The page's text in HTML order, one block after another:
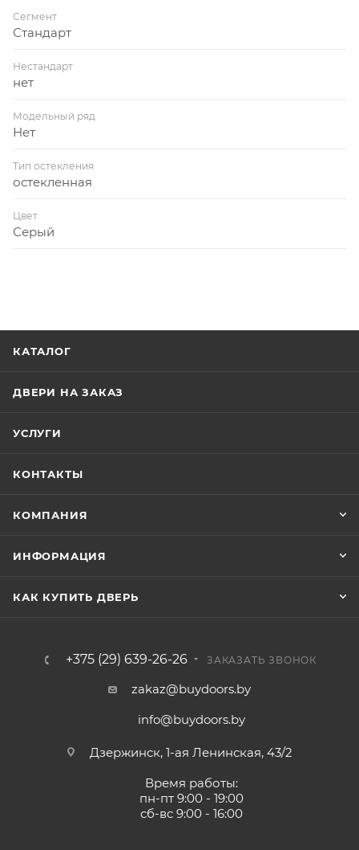
Сегмент
Стандарт
Нестандарт
нет
Модельный ряд
Нет
Тип остекления
остекленная
Цвет
Серый
КАТАЛОГ
ДВЕРИ НА ЗАКАЗ
УСЛУГИ
КОНТАКТЫ
КОМПАНИЯ
ИНФОРМАЦИЯ
КАК КУПИТЬ ДВЕРЬ
+375 (29) 639-26-26 ЗАКАЗАТЬ ЗВОНОК
zakaz@buydoors.by
info@buydoors.by
Дзержинск, 1-ая Ленинская, 43/2
Время работы:
пн-пт 9:00 - 19:00
сб-вс 9:00 - 16:00